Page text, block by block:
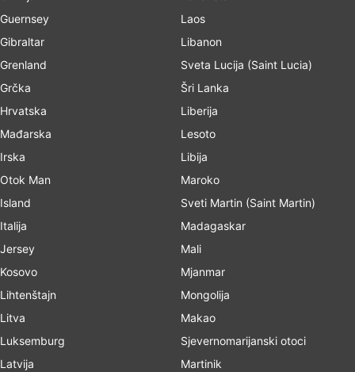
Guernsey
Gibraltar
Grenland
Grčka
Hrvatska
Mađarska
Irska
Otok Man
Island
Italija
Jersey
Kosovo
Lihtenštajn
Litva
Luksemburg
Latvija
Laos
Libanon
Sveta Lucija (Saint Lucia)
Šri Lanka
Liberija
Lesoto
Libija
Maroko
Sveti Martin (Saint Martin)
Madagaskar
Mali
Mjanmar
Mongolija
Makao
Sjevernomarijanski otoci
Martinik